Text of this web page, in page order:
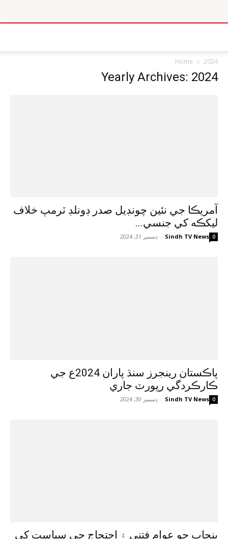
Home 2024
Yearly Archives: 2024
آمريڪا جي نئين چونڊيل صدر ڊونلڊ ٽرمپ خلاف
ليکڪه کي جنسي...
Sindh TV News
- ڊسمبر 31, 2024 0
پاڪستان رينجرز سنڌ پاران 2024ع جي
ڪارڪردگي رپورٽ جاري
Sindh TV News
- ڊسمبر 30, 2024 0
پنجاب جو عوام فتني ۽ احتجاج جي سياست کي